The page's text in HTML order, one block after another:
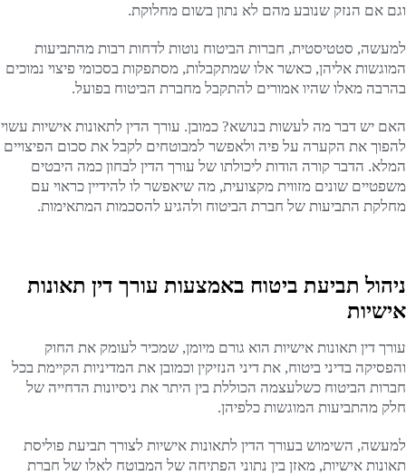
וגם אם הנזק שנובע מהם לא נתון בשום מחלוקת.
למעשה, סטטיסטית, חברות הביטוח נוטות לדחות רבות מהתביעות
המוגשות אליהן, כאשר אלו שמתקבלות, מסתפקות בסכומי פיצוי נמוכים
בהרבה מאלו שהיו אמורים להתקבל מחברת הביטוח בפועל.
האם יש דבר מה לעשות בנושא? כמובן. עורך הדין לתאונות אישיות עשוי
להפוך את הקערה על פיה ולאפשר למבוטחים לקבל את סכום הפיצויים
המלא. הדבר קורה הודות ליכולתו של עורך הדין לבחון כמה היבטים
משפטיים שונים מזווית מקצועית, מה שיאפשר לו להידיין כראוי עם
מחלקת התביעות של חברת הביטוח ולהגיע להסכמות המתאימות.
ניהול תביעת ביטוח באמצעות עורך דין תאונות
אישיות
עורך דין תאונות אישיות הוא גורם מיומן, שמכיר לעומק את החוק
והפסיקה בדיני ביטוח, את דיני הנזיקין וכמובן את המדיניות הקיימת בכל
חברות הביטוח כשלעצמה הכוללת בין היתר את ניסיונות הדחייה של
חלק מהתביעות המוגשות כלפיהן.
למעשה, השימוש בעורך הדין לתאונות אישיות לצורך תביעת פוליסת
תאונות אישיות, מאזן בין נתוני הפתיחה של המבוטח לאלו של חברת